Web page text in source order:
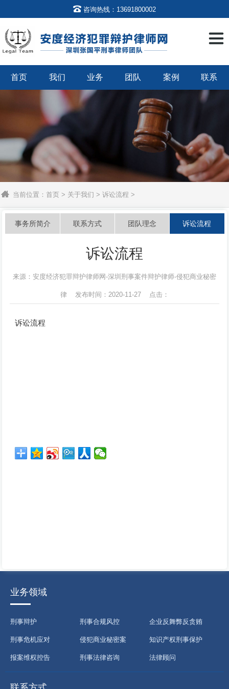
 咨询热线：13691800002
首页 我们 业务 团队 案例 联系
当前位置： 首页 > 关于我们 > 诉讼流程 >
事务所简介 联系方式 团队理念 诉讼流程
诉讼流程
来源：安度经济犯罪辩护律师网-深圳刑事案件辩护律师-侵犯商业秘密
律 发布时间：2020-11-27 点击：
诉讼流程
业务领域
刑事辩护 刑事合规风控 企业反舞弊反贪贿
刑事危机应对 侵犯商业秘密案 知识产权刑事保护
报案维权控告 刑事法律咨询 法律顾问